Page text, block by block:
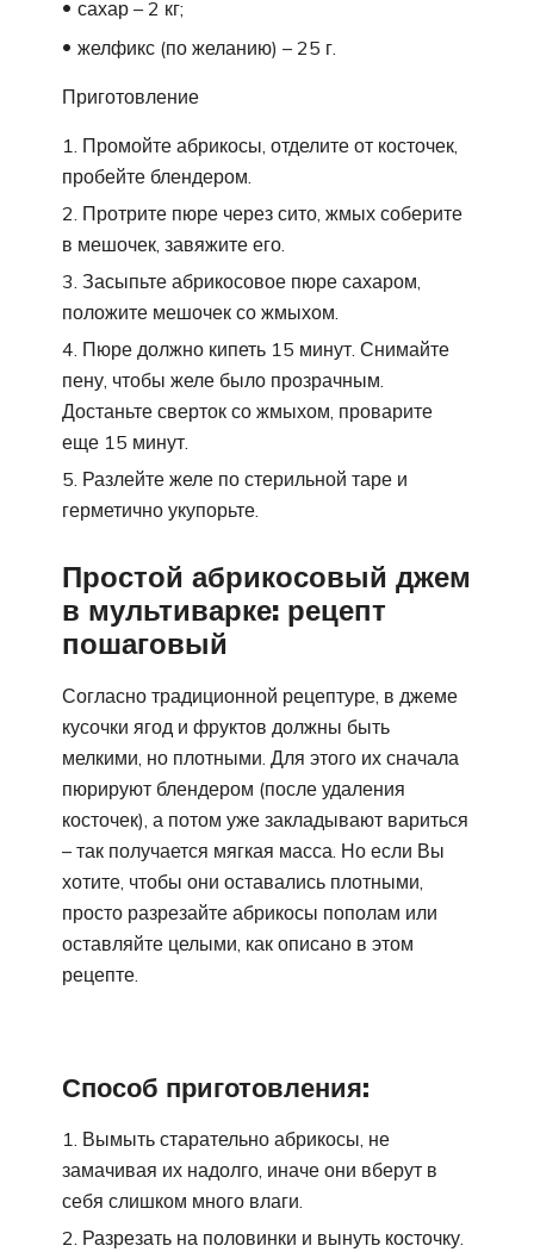
сахар – 2 кг;
желфикс (по желанию) – 25 г.
Приготовление
Промойте абрикосы, отделите от косточек,
пробейте блендером.
Протрите пюре через сито, жмых соберите
в мешочек, завяжите его.
Засыпьте абрикосовое пюре сахаром,
положите мешочек со жмыхом.
Пюре должно кипеть 15 минут. Снимайте
пену, чтобы желе было прозрачным.
Достаньте сверток со жмыхом, проварите
еще 15 минут.
Разлейте желе по стерильной таре и
герметично укупорьте.
Простой абрикосовый джем
в мультиварке: рецепт
пошаговый
Согласно традиционной рецептуре, в джеме
кусочки ягод и фруктов должны быть
мелкими, но плотными. Для этого их сначала
пюрируют блендером (после удаления
косточек), а потом уже закладывают вариться
– так получается мягкая масса. Но если Вы
хотите, чтобы они оставались плотными,
просто разрезайте абрикосы пополам или
оставляйте целыми, как описано в этом
рецепте.
Способ приготовления:
Вымыть старательно абрикосы, не
замачивая их надолго, иначе они вберут в
себя слишком много влаги.
Разрезать на половинки и вынуть косточку.